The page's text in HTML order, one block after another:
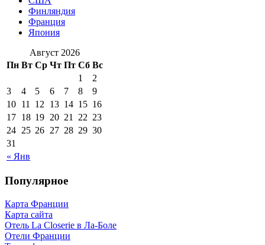
Финляндия
Франция
Япония
Август 2026
Пн Вт Ср Чт Пт Сб Вс
« Янв
1
2
3
4 5 6 7 8
9
10 11 12 13 14 15 16
17 18 19 20 21 22 23
24 25 26 27 28 29 30
31
Популярное
Карта Франции
Карта сайта
Отель La Closerie в Ла-Боле
Отели Франции